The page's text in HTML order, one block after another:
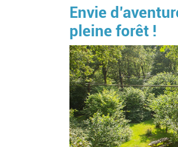
Envie
pleine forêt !